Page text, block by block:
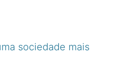
sociedade mais